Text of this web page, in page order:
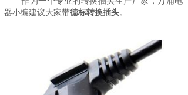
器小编建议大家带德标转换插头。